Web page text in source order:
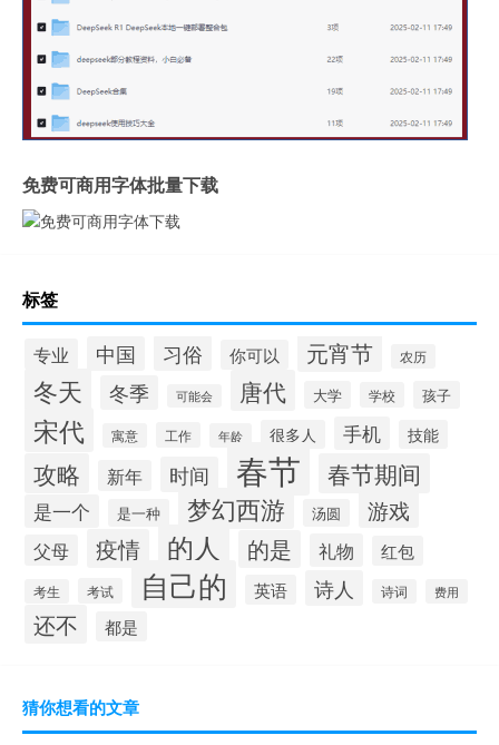
免费可商用字体批量下载
标签
专业 中国 习俗 你可以 元宵节 农历
冬天 冬季 可能会 唐代 大学 学校 孩子
宋代 寓意 工作 年龄 很多人 手机 技能
攻略 新年 时间 春节 春节期间
是一个 是一种 梦幻西游 汤圆 游戏
父母 疫情 的人 的是 礼物 红包
考生 考试 自己的 英语 诗人 诗词 费用
还不 都是
猜你想看的文章